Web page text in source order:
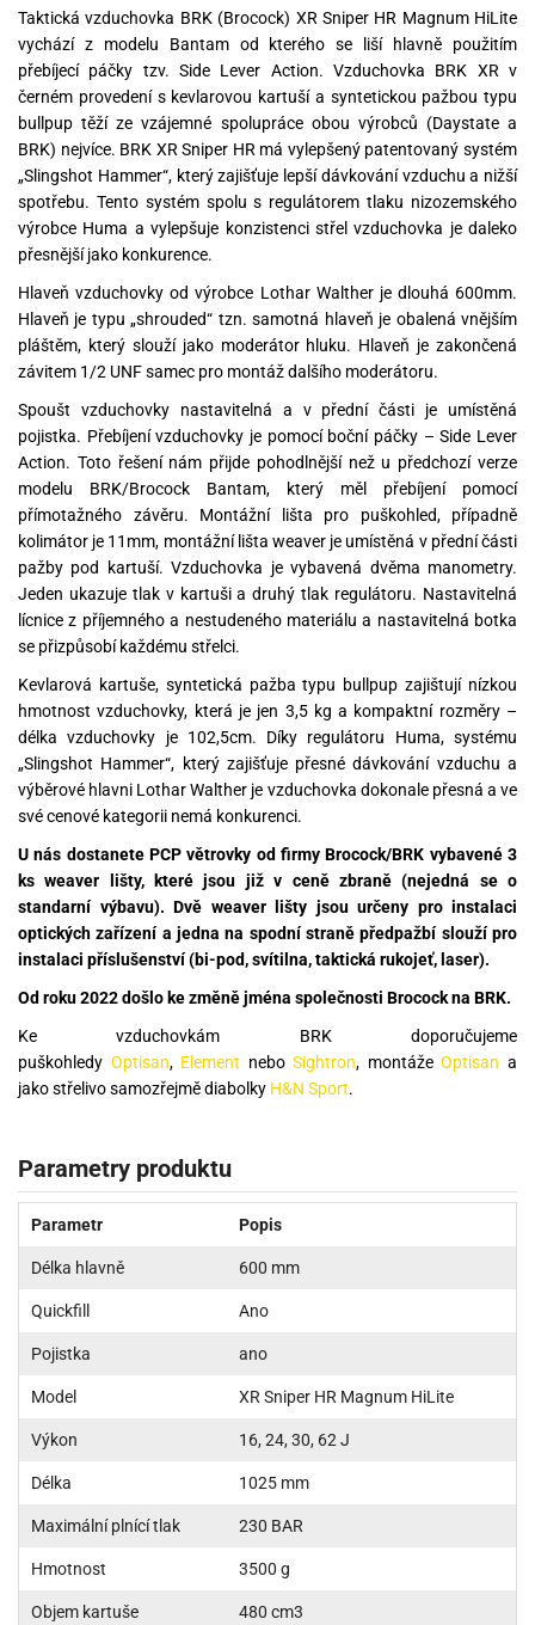
Taktická vzduchovka BRK (Brocock) XR Sniper HR Magnum HiLite
vychází z modelu Bantam od kterého se liší hlavně použitím
přebíjecí páčky tzv. Side Lever Action. Vzduchovka BRK XR v
černém provedení s kevlarovou kartuší a syntetickou pažbou typu
bullpup těží ze vzájemné spolupráce obou výrobců (Daystate a
BRK) nejvíce. BRK XR Sniper HR má vylepšený patentovaný systém
„Slingshot Hammer“, který zajišťuje lepší dávkování vzduchu a nižší
spotřebu. Tento systém spolu s regulátorem tlaku nizozemského
výrobce Huma a vylepšuje konzistenci střel vzduchovka je daleko
přesnější jako konkurence.
Hlaveň vzduchovky od výrobce Lothar Walther je dlouhá 600mm.
Hlaveň je typu „shrouded“ tzn. samotná hlaveň je obalená vnějším
pláštěm, který slouží jako moderátor hluku. Hlaveň je zakončená
závitem 1/2 UNF samec pro montáž dalšího moderátoru.
Spoušt vzduchovky nastavitelná a v přední části je umístěná
pojistka. Přebíjení vzduchovky je pomocí boční páčky – Side Lever
Action. Toto řešení nám přijde pohodlnější než u předchozí verze
modelu BRK/Brocock Bantam, který měl přebíjení pomocí
přímotažného závěru. Montážní lišta pro puškohled, případně
kolimátor je 11mm, montážní lišta weaver je umístěná v přední části
pažby pod kartuší. Vzduchovka je vybavená dvěma manometry.
Jeden ukazuje tlak v kartuši a druhý tlak regulátoru. Nastavitelná
lícnice z příjemného a nestudeného materiálu a nastavitelná botka
se přizpůsobí každému střelci.
Kevlarová kartuše, syntetická pažba typu bullpup zajištují nízkou
hmotnost vzduchovky, která je jen 3,5 kg a kompaktní rozměry –
délka vzduchovky je 102,5cm. Díky regulátoru Huma, systému
„Slingshot Hammer“, který zajišťuje přesné dávkování vzduchu a
výběrové hlavni Lothar Walther je vzduchovka dokonale přesná a ve
své cenové kategorii nemá konkurenci.
U nás dostanete PCP větrovky od firmy Brocock/BRK vybavené 3
ks weaver lišty, které jsou již v ceně zbraně (nejedná se o
standarní výbavu). Dvě weaver lišty jsou určeny pro instalaci
optických zařízení a jedna na spodní straně předpažbí slouží pro
instalaci příslušenství (bi-pod, svítilna, taktická rukojeť, laser).
Od roku 2022 došlo ke změně jména společnosti Brocock na BRK.
Ke vzduchovkám BRK doporučujeme
puškohledy Optisan, Element neboSightron, montážeOptisan a
jako střelivo samozřejmě diabolky H&N Sport.
Parametry produktu
Parametr Popis
Délka hlavně 600 mm
Quickfill Ano
Pojistka ano
Model XR Sniper HR Magnum HiLite
Výkon 16, 24, 30, 62 J
Délka 1025 mm
Maximální plnící tlak 230 BAR
Hmotnost 3500 g
Objem kartuše 480 cm3